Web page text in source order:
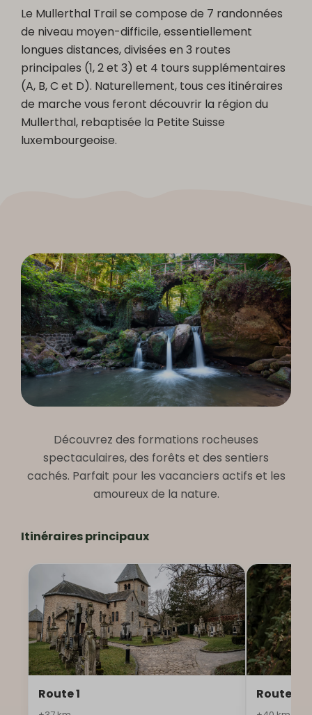
Le Mullerthal Trail se compose de 7 randonnées
de niveau moyen-difficile, essentiellement
longues distances, divisées en 3 routes
principales (1, 2 et 3) et 4 tours supplémentaires
(A, B, C et D). Naturellement, tous ces itinéraires
de marche vous feront découvrir la région du
Mullerthal, rebaptisée la Petite Suisse
luxembourgeoise.
Mullerthal Trail
La “Petite Suisse” du Luxembourg
Découvrez des formations rocheuses
spectaculaires, des forêts et des sentiers
cachés. Parfait pour les vacanciers actifs et les
amoureux de la nature.
Itinéraires principaux
Route 1 Route 2